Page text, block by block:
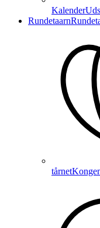
Kalender
Rundetaarn
tårnet